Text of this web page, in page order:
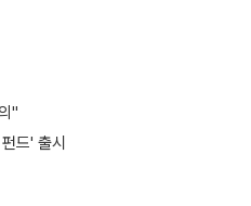
"
드' 출시